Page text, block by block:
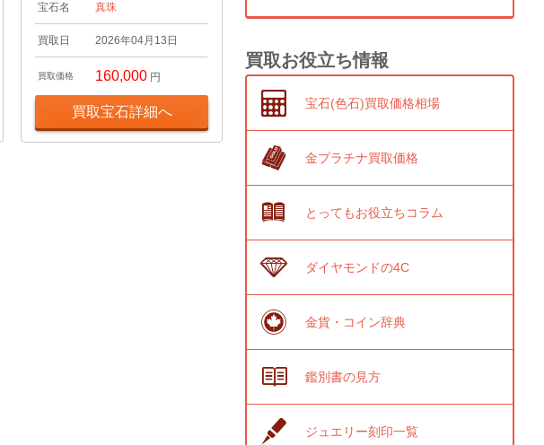
宝石名 真珠
買取日 2026年04月13日
買取価格 160,000 円
買取宝石詳細へ
買取お役立ち情報
宝石(色石)買取価格相場
金プラチナ買取価格
とってもお役立ちコラム
ダイヤモンドの4C
金貨・コイン辞典
鑑別書の見方
ジュエリー刻印一覧